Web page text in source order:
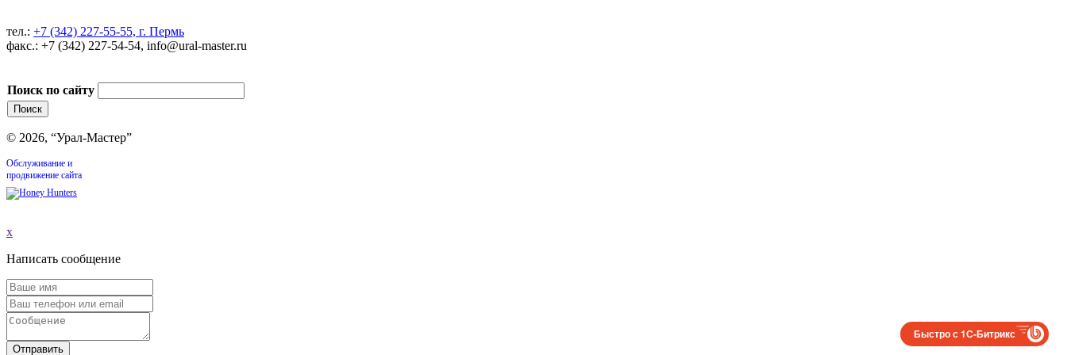
тел.: +7 (342) 227-55-55, г. Пермь
факс.: +7 (342) 227-54-54, info@ural-master.ru
Поиск по сайту
© 2026, “Урал-Мастер”
Обслуживание и
продвижение сайта
x
Написать сообщение
Отправить
Быстро с 1С-Битрикс